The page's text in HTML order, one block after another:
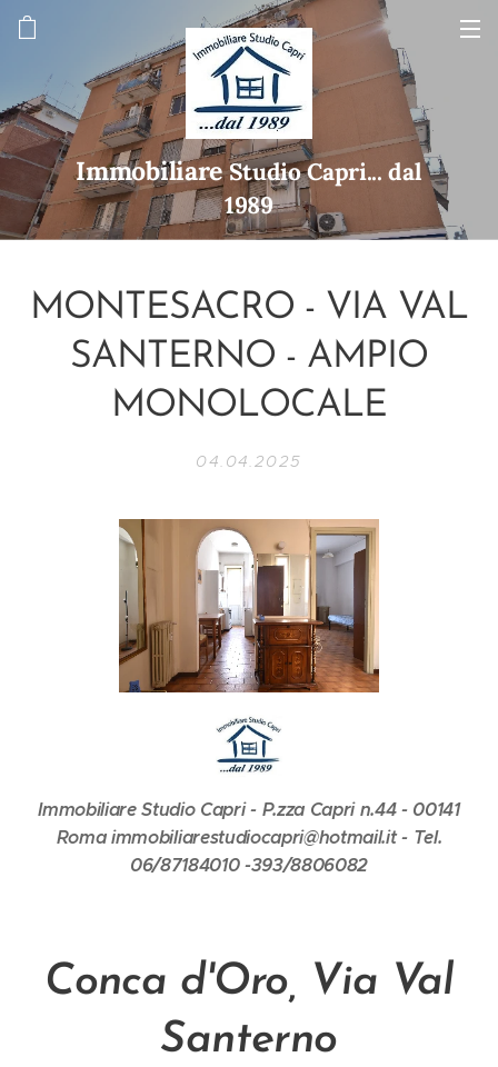
ImmobiliareStudio Capri... dal
1989
MONTESACRO - VIA VAL
SANTERNO - AMPIO
MONOLOCALE
04.04.2025
Immobiliare Studio Capri - P.zza Capri n.44 - 00141
Roma immobiliarestudiocapri@hotmail.it - Tel.
06/87184010 -393/8806082
Conca d'Oro, Via Val
Santerno